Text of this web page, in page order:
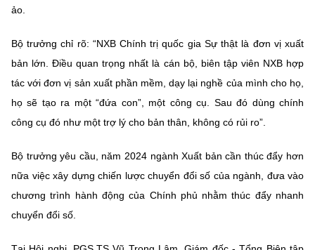
ảo.
Bộ trưởng chỉ rõ: “NXB Chính trị quốc gia Sự thật là đơn vị xuất
bản lớn. Điều quan trọng nhất là cán bộ, biên tập viên NXB hợp
tác với đơn vị sản xuất phần mềm, dạy lại nghề của mình cho họ,
họ sẽ tạo ra một “đứa con”, một công cụ. Sau đó dùng chính
công cụ đó như một trợ lý cho bản thân, không có rủi ro”.
Bộ trưởng yêu cầu, năm 2024 ngành Xuất bản cần thúc đẩy hơn
nữa việc xây dựng chiến lược chuyển đổi số của ngành, đưa vào
chương trình hành động của Chính phủ nhằm thúc đẩy nhanh
chuyển đổi số.